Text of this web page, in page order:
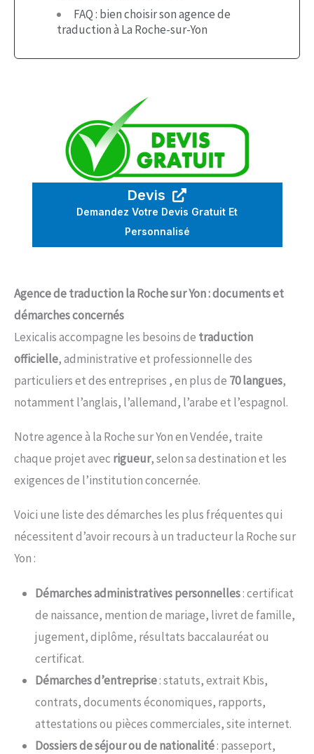
FAQ : bien choisir son agence de
traduction à La Roche-sur-Yon
Devis
Demandez Votre Devis Gratuit Et
Personnalisé
Agence de traduction la Roche sur Yon : documents et
démarches concernés
Lexicalis accompagne les besoins de traduction
officielle, administrative et professionnelle des
particuliers et des entreprises , en plus de 70 langues,
notamment l’anglais, l’allemand, l’arabe et l’espagnol.
Notre agence à la Roche sur Yon en Vendée, traite
chaque projet avec rigueur, selon sa destination et les
exigences de l’institution concernée.
Voici une liste des démarches les plus fréquentes qui
nécessitent d’avoir recours à un traducteur la Roche sur
Yon :
Démarches administratives personnelles: certificat
de naissance, mention de mariage, livret de famille,
jugement, diplôme, résultats baccalauréat ou
certificat.
Démarches d’entreprise: statuts, extrait Kbis,
contrats, documents économiques, rapports,
attestations ou pièces commerciales, site internet.
Dossiers de séjour ou de nationalité: passeport,